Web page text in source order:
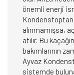
önemli enerji
Kondenstoptan
alınmamışsa,
atılır. Bu
bakımlarının
Ayvaz
sistemde